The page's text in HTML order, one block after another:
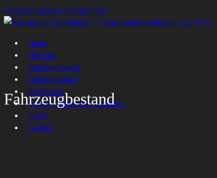
Überspringen zu Hauptinhalt
Home
Über uns
Fahrzeugbestand
Fahrzeugankauf
Referenzen
Service, Zubehör & Leistungen
FAQ’s
Kontakt
Fahrzeugbestand